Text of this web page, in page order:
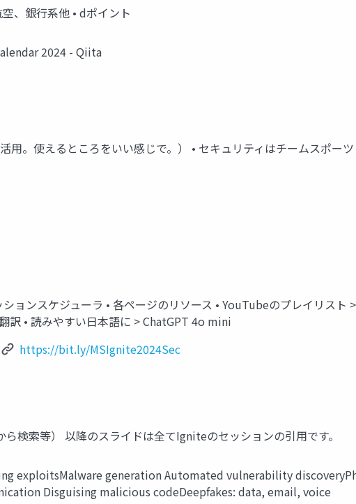
、銀行系他 • dポイント
2024 - Qiita
用。使えるところをいい感じで。） • セキュリティはチームスポー
ョンスケジューラ • 各ページのリソース • YouTubeのプレイリスト
訳 • 読みやすい日本語に > ChatGPT 4o mini
https://bit.ly/MSIgnite2024Sec
検索等） 以降のスライドは全てIgniteのセッションの引用です。
exploits​ Malware generation Automated vulnerability discovery​
Disguising malicious code​ Deepfakes: data, email, voice